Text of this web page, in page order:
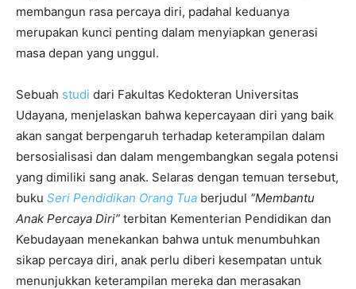
membangun rasa percaya diri, padahal keduanya
merupakan kunci penting dalam menyiapkan generasi
masa depan yang unggul.
Sebuah studi dari Fakultas Kedokteran Universitas
Udayana, menjelaskan bahwa kepercayaan diri yang baik
akan sangat berpengaruh terhadap keterampilan dalam
bersosialisasi dan dalam mengembangkan segala potensi
yang dimiliki sang anak. Selaras dengan temuan tersebut,
buku Seri Pendidikan Orang Tua berjudul “Membantu
Anak Percaya Diri” terbitan Kementerian Pendidikan dan
Kebudayaan menekankan bahwa untuk menumbuhkan
sikap percaya diri, anak perlu diberi kesempatan untuk
menunjukkan keterampilan mereka dan merasakan